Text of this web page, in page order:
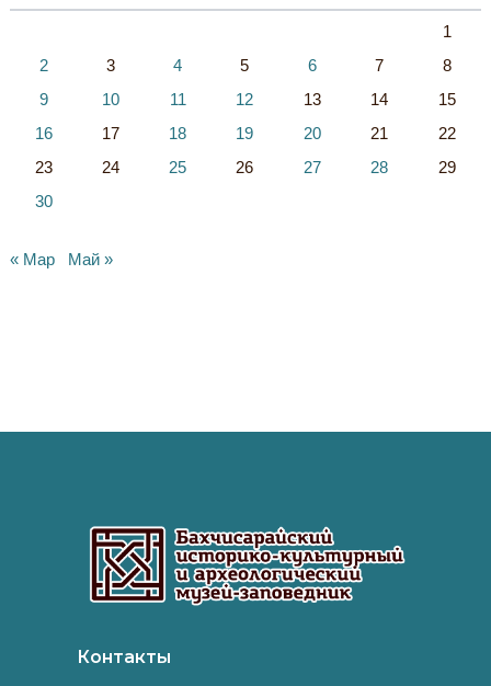
1
2
3 4 5 6 7
8
9
10 11 12 13 14
15
16
17 18 19 20 21
22
23
24 25 26 27 28
29
30
« Мар Май »
Контакты